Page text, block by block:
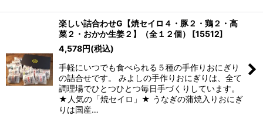
楽しい詰合わせG【焼セイロ４・豚２・鶏２・高
菜２・おかか生姜２】（全１２個）
[15512]
4,578円(税込)
手軽にいつでも食べられる５種の手作りおにぎり
の詰合せです。 みよしの手作りおにぎりは、全て
調理場でひとつひとつ毎日手づくりしています。
★人気の「焼セイロ」★ うなぎの蒲焼入りおにぎ
りは国産…